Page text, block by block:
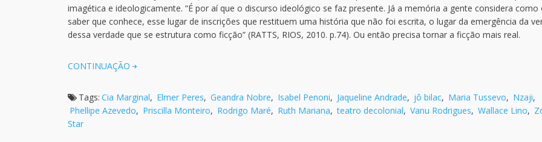
imagética e ideologicamente. “É por aí que o discurso ideológico se faz presente. Já a memória a gente considera como
saber que conhece, esse lugar de inscrições que restituem uma história que não foi escrita, o lugar da emergência da
dessa verdade que se estrutura como ficção” (RATTS, RIOS, 2010. p.74). Ou então precisa tornar a ficção mais real.
CONTINUAÇÃO
Tags: Cia Marginal, Elmer Peres, Geandra Nobre, Isabel Penoni, Jaqueline Andrade, jô bilac, Maria Tussevo, Nzaji,
Phellipe Azevedo, Priscilla Monteiro, Rodrigo Maré, Ruth Mariana, teatro decolonial, Vanu Rodrigues, Wallace Lino,
Star